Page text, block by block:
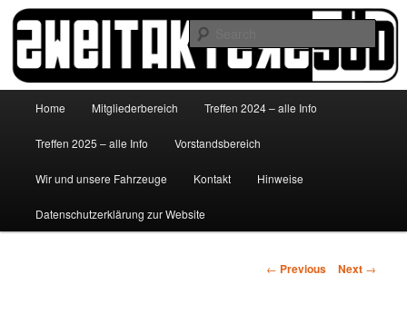
Skip
primary
contenthttp://www.zweitakterzsued.de
Home Mitgliederbereich Treffen 2024 – alle Info
Treffen 2025 – alle Info Vorstandsbereich
Wir und unsere Fahrzeuge Kontakt Hinweise
Datenschutzerklärung zur Website
Post
← Previous Next →